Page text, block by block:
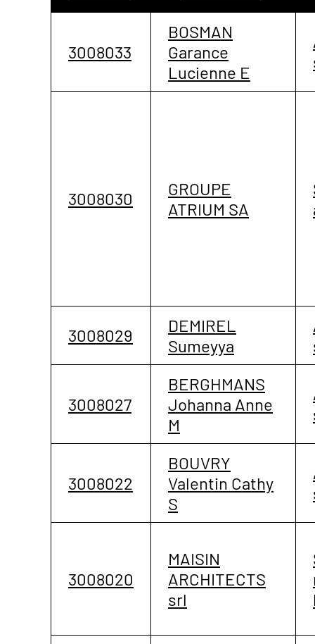
3008033
BOSMAN
Garance
Lucienne E
3008030
GROUPE
ATRIUM SA
3008029
DEMIREL
Sumeyya
3008027
BERGHMANS
Johanna Anne
M
3008022
BOUVRY
Valentin Cathy
S
3008020
MAISIN
ARCHITECTS
srl